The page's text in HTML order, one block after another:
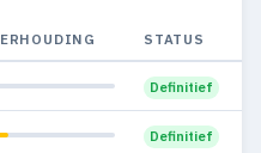
691
889
STATUS
Definitief
Definitief